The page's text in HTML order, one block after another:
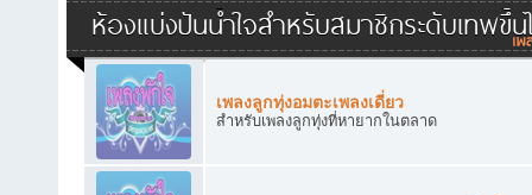
ห้องแบ่งปันน้ำใจสำหรับสมาชิกระดับเทพขึ้น
เพลงลูกทุ่งอมตะเพลงเดี่ยว
สำหรับเพลงลูกทุ่งที่หายากในตลาด